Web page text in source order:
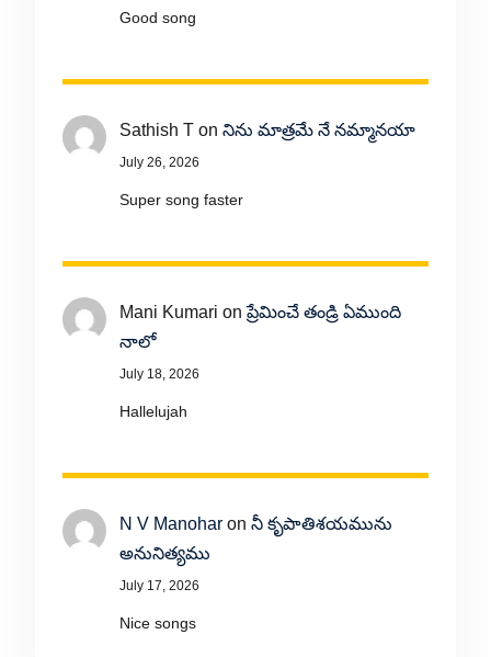
Good song
Sathish Ton నిను మాత్రమే నే నమ్మానయా
July 26, 2026
Super song faster
Mani Kumari onప్రేమించే తండ్రి ఏముంది
నాలో
July 18, 2026
Hallelujah
N V Manoharon నీ కృపాతిశయమును
అనునిత్యము
July 17, 2026
Nice songs